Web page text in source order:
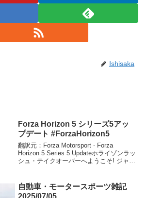
Ishisaka
Forza Horizon 5 シリーズ5アッ
プデート #ForzaHorizon5
翻訳元：Forza Motorsport - Forza
Horizon 5 Series 5 Updateホライゾンラッ
シュ・テイクオーバーへようこそ! ジャイ
の...
自動車・モータースポーツ雑記
2025/07/05